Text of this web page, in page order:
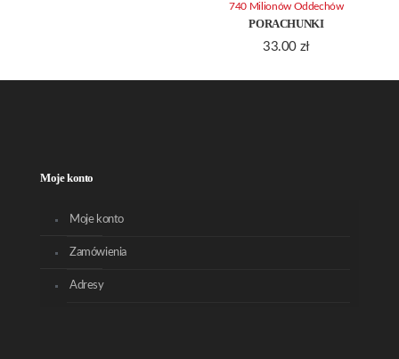
PORACHUNKI
33.00 zł
740 Milionów Oddechów
Moje konto
Moje konto
Zamówienia
Adresy